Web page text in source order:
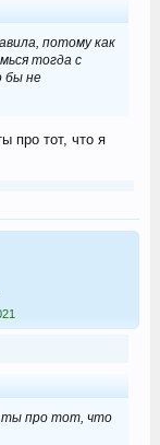
потому как
тогда с
бы не
про тот, что я
ты про тот, что